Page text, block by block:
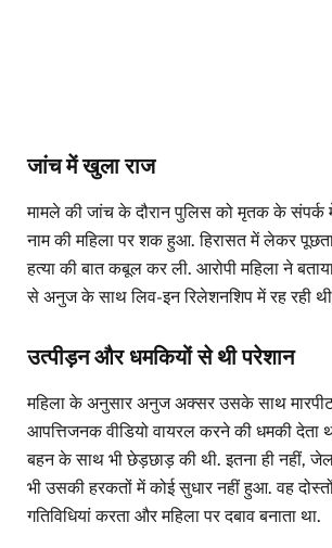
जांच में खुला राज
मामले की जांच के दौरान पुलिस को मृतक के संपर्क
नाम की महिला पर शक हुआ. हिरासत में लेकर
हत्या की बात कबूल कर ली. आरोपी महिला ने
से अनुज के साथ लिव-इन रिलेशनशिप में रह रही
उत्पीड़न और धमकियों से थी परेशान
महिला के अनुसार अनुज अक्सर उसके साथ
आपत्तिजनक वीडियो वायरल करने की धमकी देता
बहन के साथ भी छेड़छाड़ की थी. इतना ही नहीं,
भी उसकी हरकतों में कोई सुधार नहीं हुआ. वह
गतिविधियां करता और महिला पर दबाव बनाता था.